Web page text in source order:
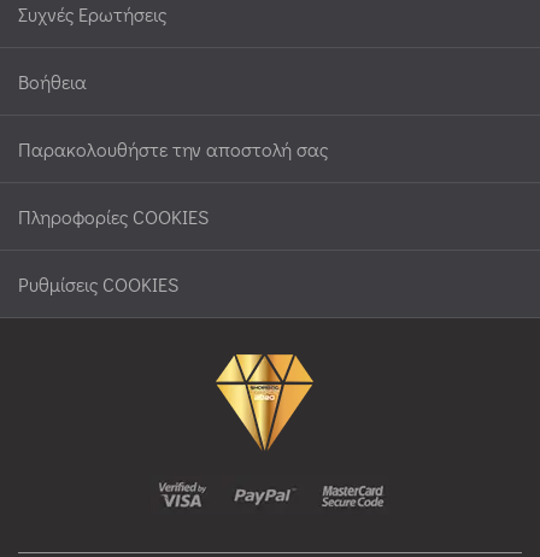
Συχνές Ερωτήσεις
Βοήθεια
Παρακολουθήστε την αποστολή σας
Πληροφορίες COOKIES
Ρυθμίσεις COOKIES